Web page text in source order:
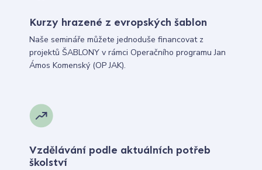
Kurzy hrazené z evropských šablon
Naše semináře můžete jednoduše financovat z
projektů ŠABLONY v rámci Operačního programu Jan
Ámos Komenský (OP JAK).
Vzdělávání podle aktuálních potřeb
školství